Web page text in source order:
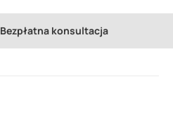
Bezpłatna konsultacja